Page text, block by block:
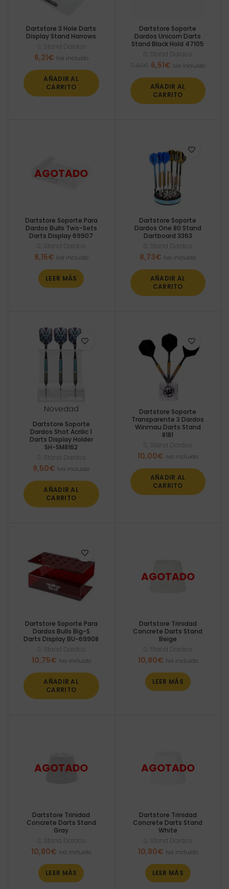
Dartstore 3 Hole Darts
Display Stand Harrows
0 Stand Dardos
6,21€ Iva incluido
AÑADIR AL
CARRITO
Dartstore Soporte
Dardos Unicorn Darts
Stand Black Hold 47105
0 Stand Dardos
El
original
era:
7,40€.
6,51€ El
actual
es:
6,51€.
Iva incluido
AÑADIR AL
CARRITO
Dartstore Soporte Para
Dardos Bulls Two-Sets
Darts Display 69907
0 Stand Dardos
8,15€ Iva incluido
LEER MÁS
Dartstore Soporte
Dardos One 80 Stand
Dartboard 3363
0 Stand Dardos
8,73€ Iva incluido
AÑADIR AL
CARRITO
Novedad
Dartstore Soporte
Dardos Shot Acrilic 1
Darts Display Holder
SH-SM8162
0 Stand Dardos
9,50€ Iva incluido
AÑADIR AL
CARRITO
Dartstore Soporte
Transparente 3 Dardos
Winmau Darts Stand
8181
0 Stand Dardos
10,00€ Iva incluido
AÑADIR AL
CARRITO
Dartstore Soporte Para
Dardos Bulls Big-S
Darts Display BU-69908
0 Stand Dardos
10,75€ Iva incluido
AÑADIR AL
CARRITO
Dartstore Trinidad
Concrete Darts Stand
Beige
0 Stand Dardos
10,80€ Iva incluido
LEER MÁS
Dartstore Trinidad
Concrete Darts Stand
Gray
0 Stand Dardos
10,80€ Iva incluido
LEER MÁS
Dartstore Trinidad
Concrete Darts Stand
White
0 Stand Dardos
10,80€ Iva incluido
LEER MÁS